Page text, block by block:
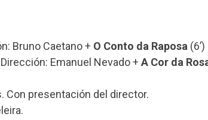
Bruno Caetano + O Conto da Raposa (6’)
Dirección: Emanuel Nevado + A Cor da
Con presentación del director.